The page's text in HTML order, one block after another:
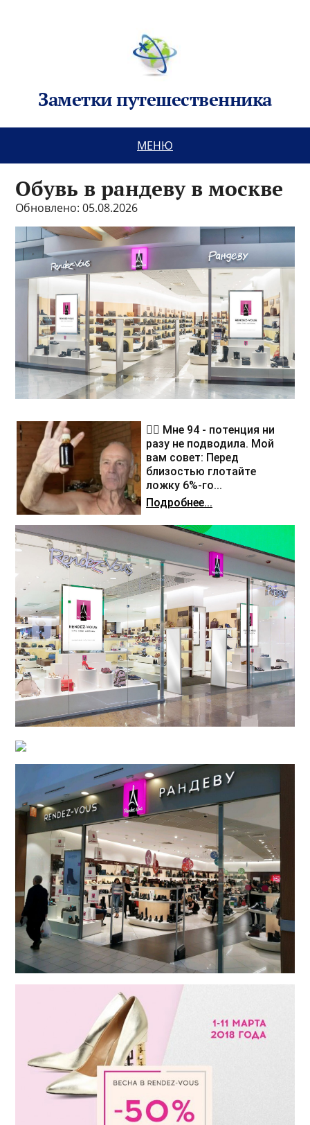
Заметки путешественника
МЕНЮ
Обувь в рандеву в москве
Обновлено: 05.08.2026
❤️‍🔥 Мне 94 - потенция ни
разу не подводила. Мой
вам совет: Перед
близостью глотайте
ложку 6%-го...
Подробнее...